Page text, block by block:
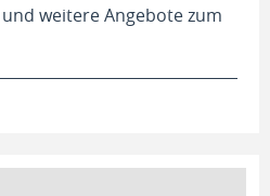
weitere Angebote zum